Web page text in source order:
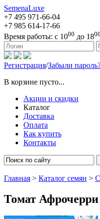
SemenaLuxe
+7 495 971-66-04
+7 985 614-17-66
Время работы: с 1000 до 1800
127473, г. Москва, ул.
Регистрация/Забыли
В корзине пусто...
Акции и скидки
Каталог
Доставка
Оплата
Как купить
Контакты
Главная > Каталог семян >
Томат